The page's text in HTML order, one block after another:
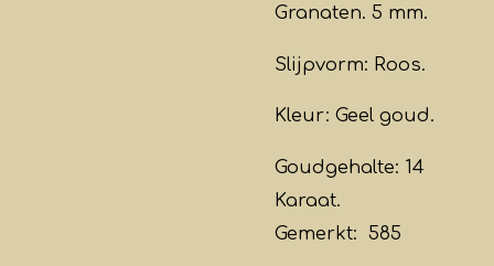
Granaten. 5 mm.
Slijpvorm: Roos.
Kleur: Geel goud.
Goudgehalte: 14
Karaat.
Gemerkt: 585